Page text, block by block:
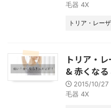
毛器 4X
トリア・レー
トリア・
& 赤くなる
2015/10/27
毛器 4X